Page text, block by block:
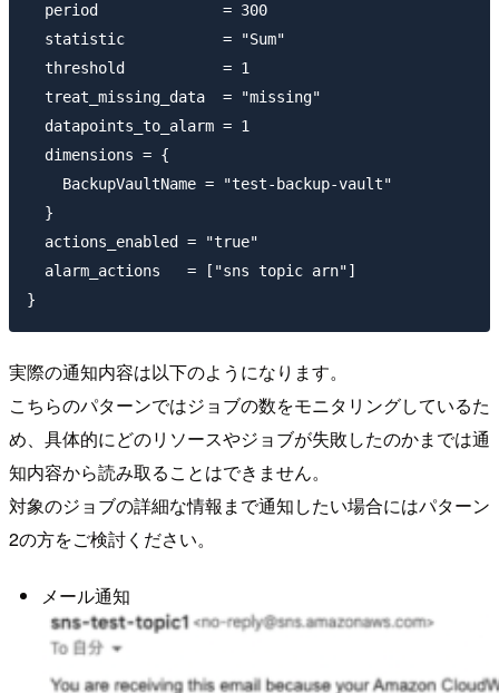
  period              = 300
  statistic           = "Sum"
  threshold           = 1
  treat_missing_data  = "missing"
  datapoints_to_alarm = 1
  dimensions = {
    BackupVaultName = "test-backup-vault"
  }
  actions_enabled = "true"
  alarm_actions   = ["sns topic arn"]
実際の通知内容は以下のようになります。
こちらのパターンではジョブの数をモニタリングしているた
め、具体的にどのリソースやジョブが失敗したのかまでは通
知内容から読み取ることはできません。
対象のジョブの詳細な情報まで通知したい場合にはパターン
2の方をご検討ください。
メール通知